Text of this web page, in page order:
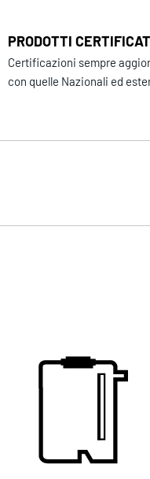
PRODOTTI
Certificazioni sempre
con quelle Nazionali ed